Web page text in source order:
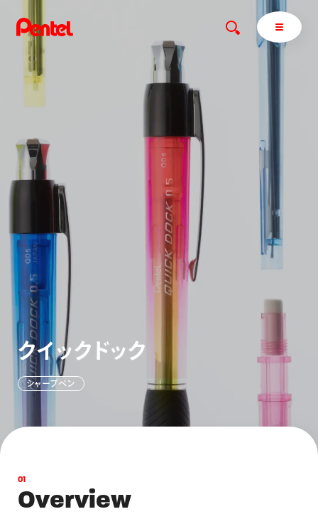
エナージェル サインペン オレンズ
商品を探す
商品を探すトップ
シャープペン
その他
ぺんてるについて
ぺんてるについてトップ
メッセージ
クイック ドック
シャ ープペ ン
01
Overview